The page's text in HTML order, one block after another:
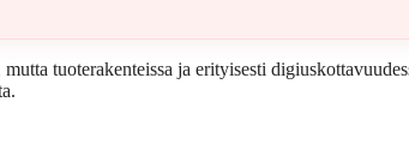
tuoterakenteissa ja erityisesti